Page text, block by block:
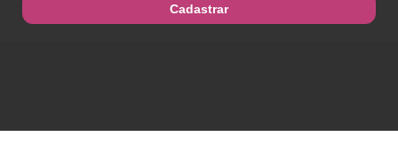
Cadastrar